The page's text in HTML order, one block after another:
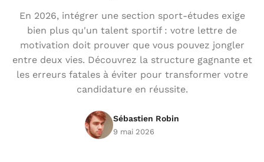
En 2026, intégrer une section sport-études exige
bien plus qu'un talent sportif : votre lettre de
motivation doit prouver que vous pouvez jongler
entre deux vies. Découvrez la structure gagnante et
les erreurs fatales à éviter pour transformer votre
candidature en réussite.
Sébastien Robin
9 mai 2026